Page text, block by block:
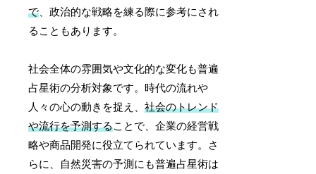
で、政治的な戦略を練る際に参考にされ
ることもあります。
社会全体の雰囲気や文化的な変化も普遍
占星術の分析対象です。時代の流れや
人々の心の動きを捉え、社会のトレンド
や流行を予測することで、企業の経営戦
略や商品開発に役立てられています。さ
らに、自然災害の予測にも普遍占星術は